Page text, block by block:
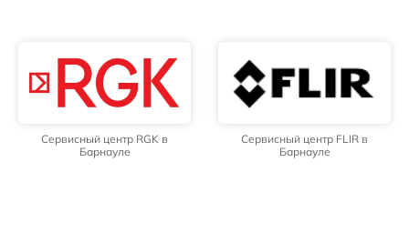
Сервисный центр RGK в
Барнауле
Сервисный центр FLIR в
Барнауле